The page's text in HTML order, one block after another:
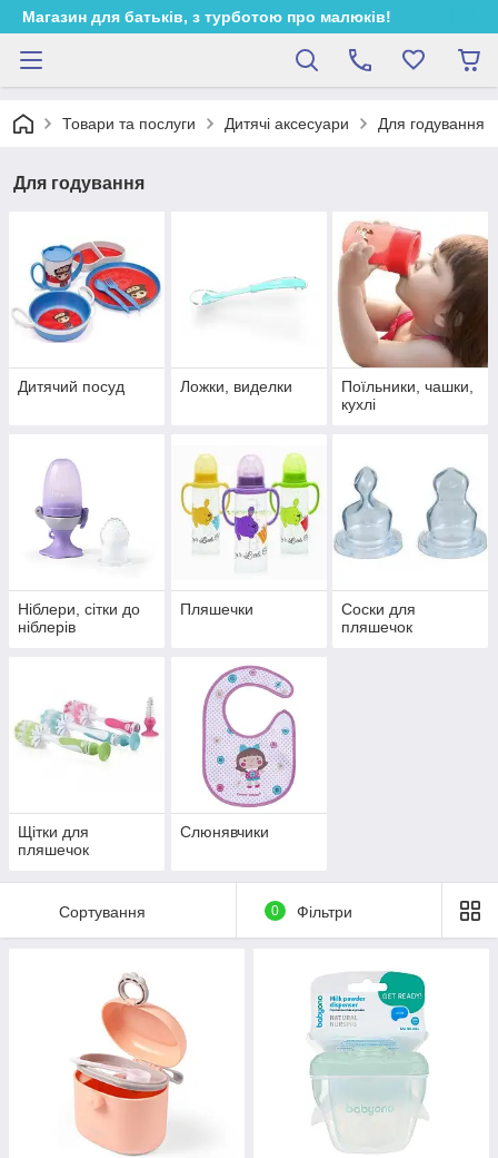
Магазин для батьків, з турботою про малюків!
Товари та послуги Дитячі аксесуари Для годування
Для годування
Дитячий посуд Ложки, виделки
Поїльники, чашки,
кухлі
Ніблери, сітки до
ніблерів
Пляшечки
Соски для
пляшечок
Щітки для
пляшечок
Слюнявчики
Сортування 0 Фільтри